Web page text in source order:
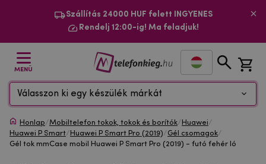
Szállítás 24000 HUF felett INGYENES
Rendelj 12:00-ig! Ma feladjuk!
MENÜ
Válasszon ki egy készülék márkát
Honlap/Mobiltelefon tokok, tokok és borítók/ Huawei/
Huawei P Smart/ Huawei P Smart Pro (2019)/Gél csomagok/
Gél tok mmCase mobil Huawei P Smart Pro (2019) - futó fehér ló